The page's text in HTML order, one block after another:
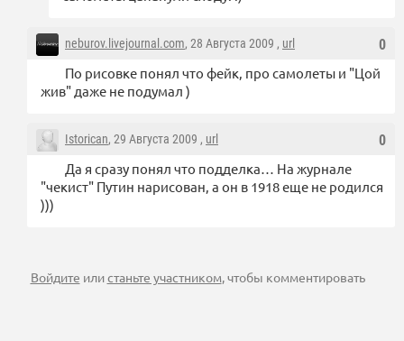
0
neburov.livejournal.com, 28 Августа 2009 , url
По рисовке понял что фейк, про самолеты и "Цой
жив" даже не подумал )
0
Istorican, 29 Августа 2009 , url
Да я сразу понял что подделка… На журнале
"чекист" Путин нарисован, а он в 1918 еще не родился
)))
Войдите илистаньте участником , чтобы комментировать